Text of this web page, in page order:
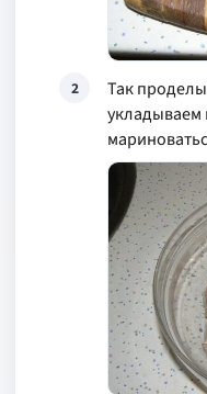
2
Так
укладываем